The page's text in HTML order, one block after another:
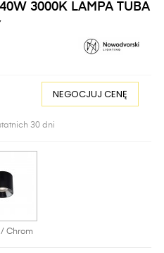
3000K LAMPA TUBA
NEGOCJUJ CENĘ
30 dni
Chrom